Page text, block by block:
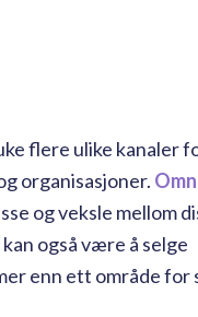
flere ulike kanaler
organisasjoner.
og veksle mellom
også være å selge
enn ett område for